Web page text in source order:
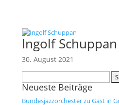
Ingolf Schuppan
30. August 2021
nach:
Neueste Beiträge
Bundesjazzorchester zu Gast in